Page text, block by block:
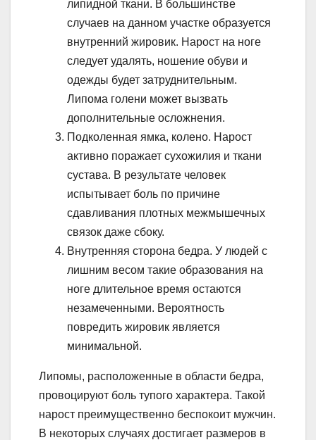
липидной ткани. В большинстве
случаев на данном участке образуется
внутренний жировик. Нарост на ноге
следует удалять, ношение обуви и
одежды будет затруднительным.
Липома голени может вызвать
дополнительные осложнения.
Подколенная ямка, колено. Нарост
активно поражает сухожилия и ткани
сустава. В результате человек
испытывает боль по причине
сдавливания плотных межмышечных
связок даже сбоку.
Внутренняя сторона бедра. У людей с
лишним весом такие образования на
ноге длительное время остаются
незамеченными. Вероятность
повредить жировик является
минимальной.
Липомы, расположенные в области бедра,
провоцируют боль тупого характера. Такой
нарост преимущественно беспокоит мужчин.
В некоторых случаях достигает размеров в